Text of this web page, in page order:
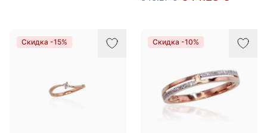
Скидка -15% Скидка -10%